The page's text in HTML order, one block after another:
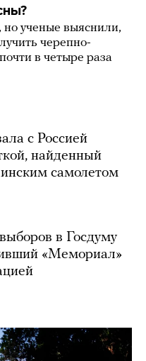
ученые выяснили,
черепно-
в четыре раза
с Россией
найденный
самолетом
в Госдуму
«Мемориал»